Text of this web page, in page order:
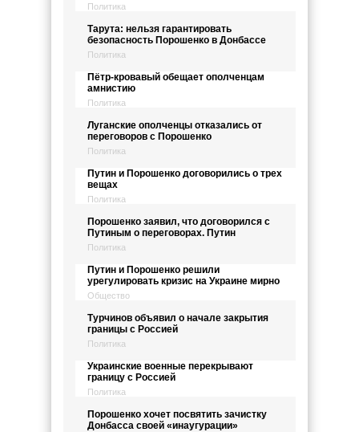
Политика
Тарута: нельзя гарантировать
безопасность Порошенко в Донбассе
Политика
Пётр-кровавый обещает ополченцам
амнистию
Политика
Луганские ополченцы отказались от
переговоров с Порошенко
Политика
Путин и Порошенко договорились о трех
вещах
Политика
Порошенко заявил, что договорился с
Путиным о переговорах. Путин
Политика
Путин и Порошенко решили
урегулировать кризис на Украине мирно
Общество
Турчинов объявил о начале закрытия
границы с Россией
Политика
Украинские военные перекрывают
границу с Россией
Политика
Порошенко хочет посвятить зачистку
Донбасса своей «инаугурации»